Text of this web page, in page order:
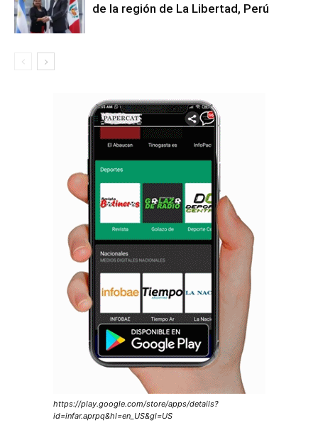
de la región de La Libertad, Perú
https://play.google.com/store/apps/details?
id=infar.aprpq&hl=en_US&gl=US